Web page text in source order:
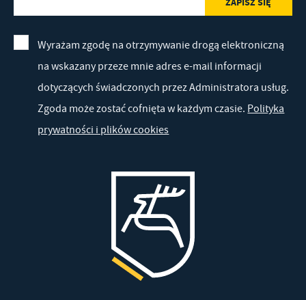
Wyrażam zgodę na otrzymywanie drogą elektroniczną
na wskazany przeze mnie adres e-mail informacji
dotyczących świadczonych przez Administratora usług.
Zgoda może zostać cofnięta w każdym czasie. Polityka
prywatności i plików cookies